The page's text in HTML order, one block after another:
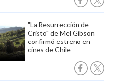
"La Resurrección de
Cristo" de Mel Gibson
confirmó estreno en
cines de Chile